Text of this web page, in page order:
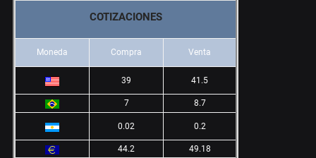
COTIZACIONES
Moneda Compra Venta
39 41.5
7 8.7
0.02 0.2
44.2
49.18